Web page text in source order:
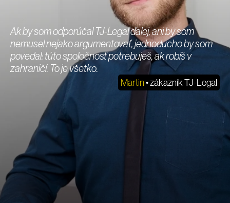
Ak by som odporúčal TJ-Legal ďalej, ani by som
nemusel nejako argumentovať, jednoducho by som
povedal: túto spoločnosť potrebuješ, ak robíš v
zahraničí. To je všetko.
Martin• zákazník TJ-Legal